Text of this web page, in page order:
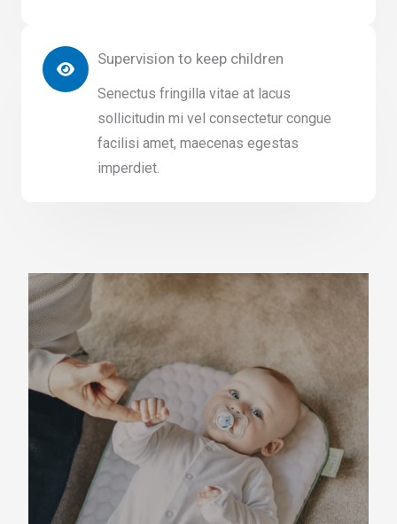
Supervision to keep children
Senectus fringilla vitae at lacus
sollicitudin mi vel consectetur congue
facilisi amet, maecenas egestas
imperdiet.